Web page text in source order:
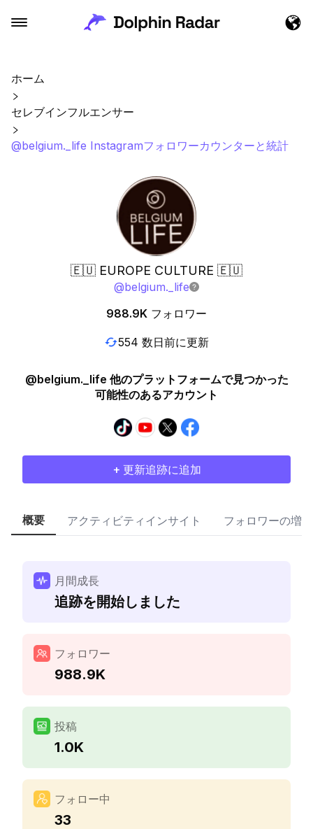
ホーム
セレブインフルエンサー
@belgium._life Instagramフォロワーカウンターと統計
🇪🇺 EUROPE CULTURE 🇪🇺
@belgium._life
988.9K フォロワー
554 数日前に更新
@belgium._life 他のプラットフォームで見つかった
可能性のあるアカウント
+ 更新追跡に追加
概要 アクティビティインサイト フォロワーの増加
月間成長
追跡を開始しました
フォロワー
988.9K
投稿
1.0K
フォロー中
33